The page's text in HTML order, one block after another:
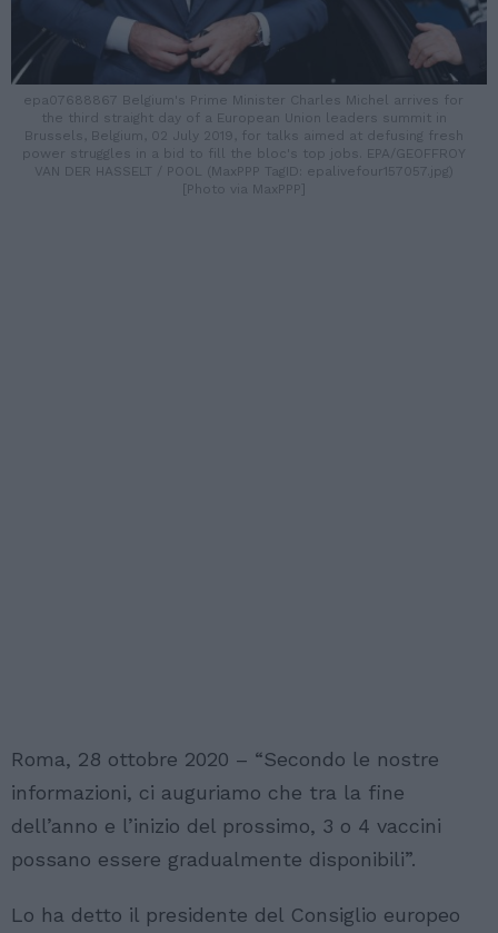
epa07688867 Belgium's Prime Minister Charles Michel arrives for
the third straight day of a European Union leaders summit in
Brussels, Belgium, 02 July 2019, for talks aimed at defusing fresh
power struggles in a bid to fill the bloc's top jobs. EPA/GEOFFROY
VAN DER HASSELT / POOL (MaxPPP TagID: epalivefour157057.jpg)
[Photo via MaxPPP]
Roma, 28 ottobre 2020 – “Secondo le nostre
informazioni, ci auguriamo che tra la fine
dell’anno e l’inizio del prossimo, 3 o 4 vaccini
possano essere gradualmente disponibili”.
Lo ha detto il presidente del Consiglio europeo